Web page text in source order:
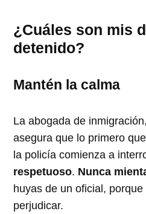
¿Cuáles son mis
detenido?
Mantén la calma
La abogada de
asegura que lo primero
la policía comienza a
respetuoso. Nunca
huyas de un oficial,
perjudicar.